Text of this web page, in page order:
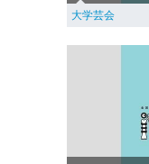
大学芸会